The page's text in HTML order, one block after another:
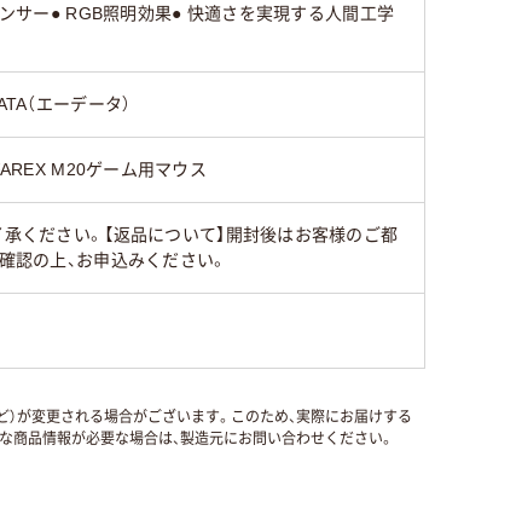
サー● RGB照明効果● 快適さを実現する人間工学
（エーデータ）
M20ゲーム用マウス
ください。【返品について】開封後はお客様のご都
の上、お申込みください。
が変更される場合がございます。このため、実際にお届けする
品情報が必要な場合は、製造元にお問い合わせください。